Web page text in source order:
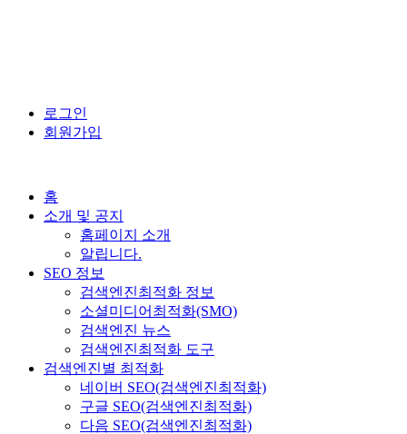
로그인
회원가입
홈
소개 및 공지
홈페이지 소개
알립니다.
SEO 정보
검색엔진최적화 정보
소셜미디어최적화(SMO)
검색엔진 뉴스
검색엔진최적화 도구
검색엔진별 최적화
네이버 SEO(검색엔진최적화)
구글 SEO(검색엔진최적화)
다음 SEO(검색엔진최적화)